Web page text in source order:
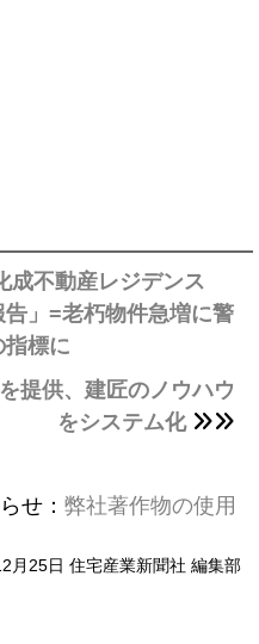
成不動産レジデンス
告」=老朽物件急増に警
標に
提供、建匠のノウハウ
をシステム化
せ： 弊社著作物の使用
月25日 住宅産業新聞社 編集部